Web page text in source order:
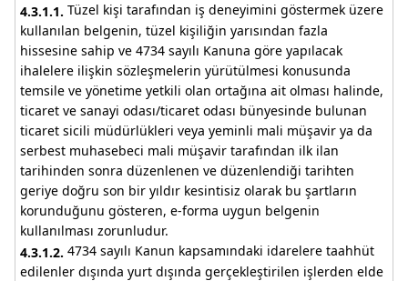
4.3.1.1. Tüzel kişi tarafından iş deneyimini göstermek üzere
kullanılan belgenin, tüzel kişiliğin yarısından fazla
hissesine sahip ve 4734 sayılı Kanuna göre yapılacak
ihalelere ilişkin sözleşmelerin yürütülmesi konusunda
temsile ve yönetime yetkili olan ortağına ait olması halinde,
ticaret ve sanayi odası/ticaret odası bünyesinde bulunan
ticaret sicili müdürlükleri veya yeminli mali müşavir ya da
serbest muhasebeci mali müşavir tarafından ilk ilan
tarihinden sonra düzenlenen ve düzenlendiği tarihten
geriye doğru son bir yıldır kesintisiz olarak bu şartların
korunduğunu gösteren, e-forma uygun belgenin
kullanılması zorunludur.
4.3.1.2. 4734 sayılı Kanun kapsamındaki idarelere taahhüt
edilenler dışında yurt dışında gerçekleştirilen işlerden elde